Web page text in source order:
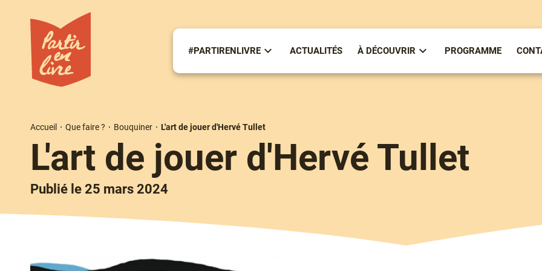
contenu
principal
#PARTIRENLIVRE
Sous-
#partirenlivre
ACTUALITÉS À DÉCOUVRIR
Sous-
À
PROGRAMME
d'Ariane
Accueil Que faire ? Bouquiner L'art de jouer d'Hervé Tullet
L'art de jouer d'Hervé Tullet
Publié le 25 mars 2024